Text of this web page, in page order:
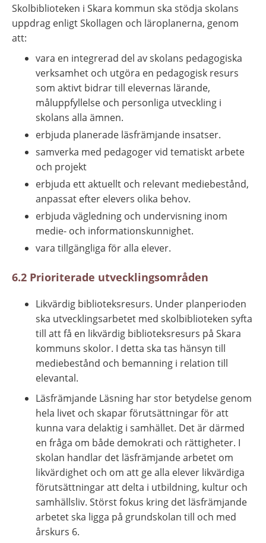
Skolbiblioteken i Skara kommun ska stödja skolans
uppdrag enligt Skollagen och läroplanerna, genom
att:
vara en integrerad del av skolans pedagogiska
verksamhet och utgöra en pedagogisk resurs
som aktivt bidrar till elevernas lärande,
måluppfyllelse och personliga utveckling i
skolans alla ämnen.
erbjuda planerade läsfrämjande insatser.
samverka med pedagoger vid tematiskt arbete
och projekt
erbjuda ett aktuellt och relevant mediebestånd,
anpassat efter elevers olika behov.
erbjuda vägledning och undervisning inom
medie- och informationskunnighet.
vara tillgängliga för alla elever.
6.2 Prioriterade utvecklingsområden
Likvärdig biblioteksresurs. Under planperioden
ska utvecklingsarbetet med skolbiblioteken syfta
till att få en likvärdig biblioteksresurs på Skara
kommuns skolor. I detta ska tas hänsyn till
mediebestånd och bemanning i relation till
elevantal.
Läsfrämjande Läsning har stor betydelse genom
hela livet och skapar förutsättningar för att
kunna vara delaktig i samhället. Det är därmed
en fråga om både demokrati och rättigheter. I
skolan handlar det läsfrämjande arbetet om
likvärdighet och om att ge alla elever likvärdiga
förutsättningar att delta i utbildning, kultur och
samhällsliv. Störst fokus kring det läsfrämjande
arbetet ska ligga på grundskolan till och med
årskurs 6.